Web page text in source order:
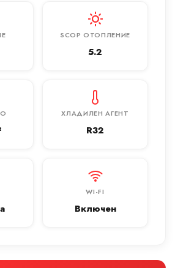
SCOP ОТОПЛЕНИЕ
5.2
ХЛАДИЛЕН АГЕНТ
R32
WI-FI
Включен